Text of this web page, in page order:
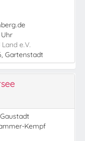
Uhr
e.V.
Gartenstadt
Kempf